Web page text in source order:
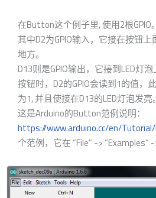
在Button这个例子里, 使用2根GPIO。
其中D2为GPIO输入，它接在按钮
地方。
D13则是GPIO输出，它接到LED灯
按钮时，D2的GPIO会读到1的值，
为1, 并且使接在D13的LED灯泡发亮。
这是Arduino的Button范例说明：
https://www.arduino.cc/en/
个范例，它在 “File” -> “Examples”